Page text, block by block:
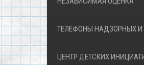
ТЕЛЕФОНЫ НАДЗОРНЫХ
ЦЕНТР ДЕТСКИХ